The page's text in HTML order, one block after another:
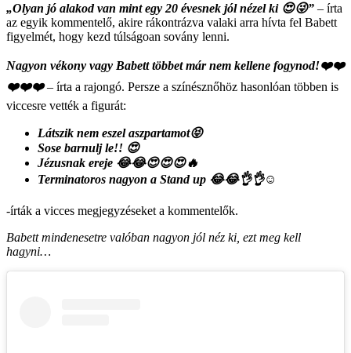
„Olyan jó alakod van mint egy 20 évesnek jól nézel ki 😍😜” – írta
az egyik kommentelő, akire rákontrázva valaki arra hívta fel Babett
figyelmét, hogy kezd túlságoan sovány lenni.
Nagyon vékony vagy Babett többet már nem kellene fogynod!❤️❤️
❤️❤️❤️– írta a rajongó. Persze a színésznőhöz hasonlóan többen is
viccesre vették a figurát:
Látszik nem eszel aszpartamot😝
Sose barnulj le!! 😍
Jézusnak ereje 😂😂😍😍😍🔥
Terminatoros nagyon a Stand up 😂😂👌👌☺️
-írták a vicces megjegyzéseket a kommentelők.
Babett mindenesetre valóban nagyon jól néz ki, ezt meg kell
hagyni…